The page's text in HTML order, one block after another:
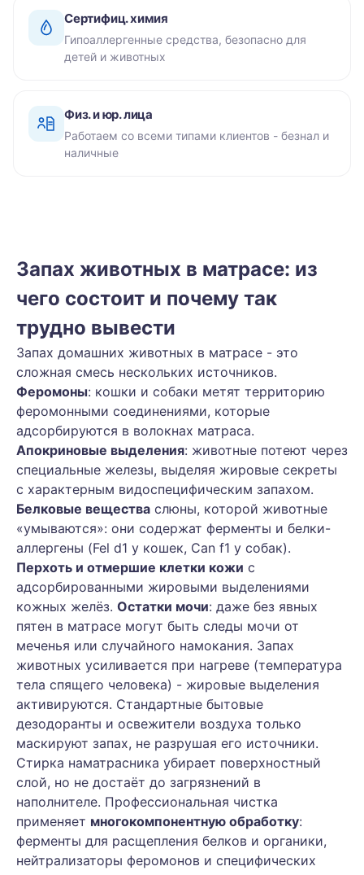
Сертифиц. химия
Гипоаллергенные средства, безопасно для
детей и животных
Физ. и юр. лица
Работаем со всеми типами клиентов - безнал и
наличные
Запах животных в матрасе: из
чего состоит и почему так
трудно вывести
Запах домашних животных в матрасе - это
сложная смесь нескольких источников.
Феромоны: кошки и собаки метят территорию
феромонными соединениями, которые
адсорбируются в волокнах матраса.
Апокриновые выделения: животные потеют через
специальные железы, выделяя жировые секреты
с характерным видоспецифическим запахом.
Белковые вещества слюны, которой животные
«умываются»: они содержат ферменты и белки-
аллергены (Fel d1 у кошек, Can f1 у собак).
Перхоть и отмершие клетки кожи с
адсорбированными жировыми выделениями
кожных желёз. Остатки мочи: даже без явных
пятен в матрасе могут быть следы мочи от
меченья или случайного намокания. Запах
животных усиливается при нагреве (температура
тела спящего человека) - жировые выделения
активируются. Стандартные бытовые
дезодоранты и освежители воздуха только
маскируют запах, не разрушая его источники.
Стирка наматрасника убирает поверхностный
слой, но не достаёт до загрязнений в
наполнителе. Профессиональная чистка
применяет многокомпонентную обработку:
ферменты для расщепления белков и органики,
нейтрализаторы феромонов и специфических